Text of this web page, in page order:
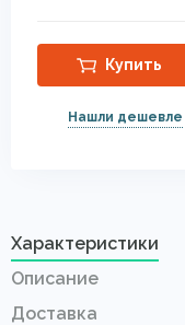
Купить
Нашли дешевле
Характеристики
Описание
Доставка